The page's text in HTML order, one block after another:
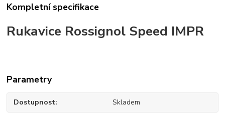
Kompletní specifikace
Rukavice Rossignol Speed IMPR
Parametry
Dostupnost Skladem